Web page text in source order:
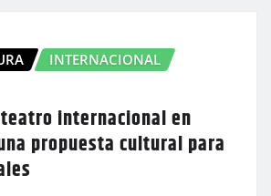
INTERNACIONAL
internacional en
propuesta cultural para